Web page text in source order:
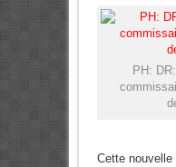
PH:
Cette